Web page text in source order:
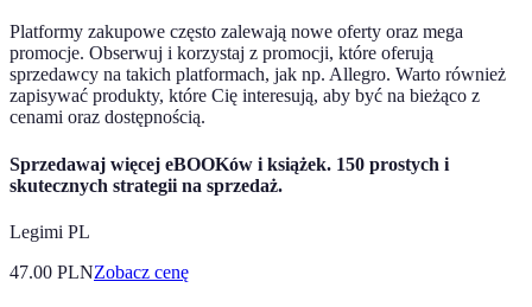
Platformy zakupowe często zalewają nowe oferty oraz mega
promocje. Obserwuj i korzystaj z promocji, które oferują
sprzedawcy na takich platformach, jak np. Allegro. Warto również
zapisywać produkty, które Cię interesują, aby być na bieżąco z
cenami oraz dostępnością.
Sprzedawaj więcej eBOOKów i książek. 150 prostych i
skutecznych strategii na sprzedaż.
Legimi PL
47.00 PLNZobacz cenę